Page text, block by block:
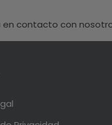
en contacto con